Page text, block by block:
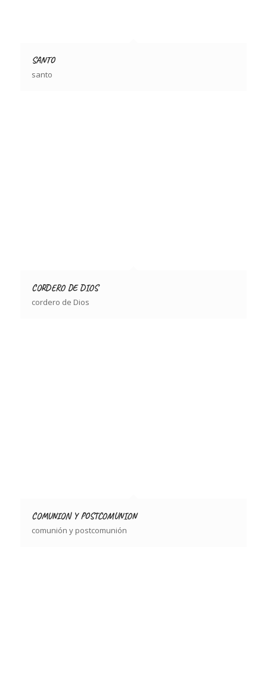
SANTO
santo
CORDERO DE DIOS
cordero de Dios
COMUNION Y POSTCOMUNION
comunión y postcomunión